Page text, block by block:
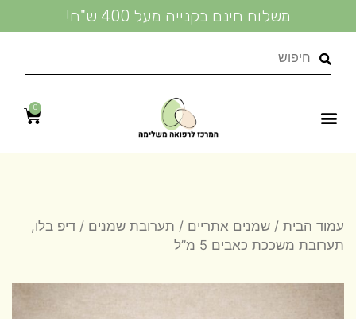
משלוח חינם בקנייה מעל 400 ש"ח!
0
עמוד הבית / שמנים אתריים / תערובת שמנים / דיפ בלו,
תערובת משככת כאבים 5 מ”ל